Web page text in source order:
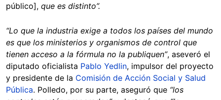
público], que es distinto”.
“Lo que la industria exige a todos los países del mundo
es que los ministerios y organismos de control que
tienen acceso a la fórmula no la publiquen”, aseveró el
diputado oficialista Pablo Yedlin, impulsor del proyecto
y presidente de la Comisión de Acción Social y Salud
Pública. Polledo, por su parte, aseguró que “los